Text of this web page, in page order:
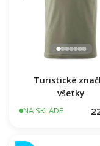
Turistické
všetky
NA SKLADE